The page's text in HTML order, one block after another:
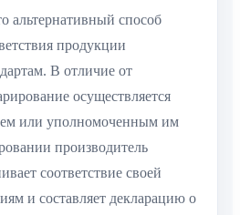
альтернативный способ
продукции
В отличие от
осуществляется
или уполномоченным им
производитель
соответствие своей
и составляет декларацию о